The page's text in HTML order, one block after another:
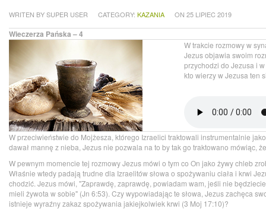
WRITEN BY SUPER USER CATEGORY: KAZANIA ON 25 LIPIEC 2019
Wieczerza Pańska – 4
W trakcie rozmowy w
Jezus objawia swoim
przychodzi do Jezusa i
kto wierzy w Jezusa ten
W przeciwieństwie do Mojżesza, którego Izraelici traktowali instrumentalnie
dawał mannę z nieba, Jezus nie pozwala na to by tak go traktowano mówiąc,
W pewnym momencie tej rozmowy Jezus mówi o tym co On jako żywy chleb
Właśnie wtedy padają trudne dla Izraelitów słowa o spożywaniu ciała i krwi
chodzić. Jezus mówi, "Zaprawdę, zaprawdę, powiadam wam, jeśli nie
mieli żywota w sobie" (Jn 6:53). Czy wypowiadając te słowa, Jezus zachęca
istnieje wyraźny zakaz spożywania jakiejkolwiek krwi (3 Moj 17:10)?